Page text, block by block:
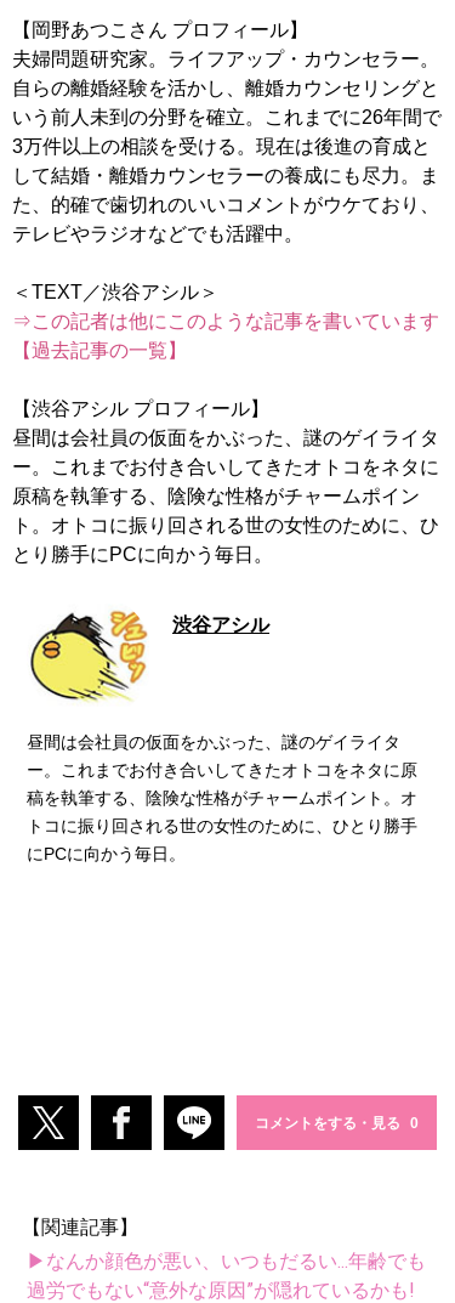
【岡野あつこさん プロフィール】
夫婦問題研究家。ライフアップ・カウンセラー。
自らの離婚経験を活かし、離婚カウンセリングと
いう前人未到の分野を確立。これまでに26年間で
3万件以上の相談を受ける。現在は後進の育成と
して結婚・離婚カウンセラーの養成にも尽力。ま
た、的確で歯切れのいいコメントがウケており、
テレビやラジオなどでも活躍中。
⇒この記者は他にこのような記事を書いています
【過去記事の一覧】
【渋谷アシル プロフィール】
昼間は会社員の仮面をかぶった、謎のゲイライタ
ー。これまでお付き合いしてきたオトコをネタに
原稿を執筆する、陰険な性格がチャームポイン
ト。オトコに振り回される世の女性のために、ひ
とり勝手にPCに向かう毎日。
渋谷アシル
昼間は会社員の仮面をかぶった、謎のゲイライタ
ー。これまでお付き合いしてきたオトコをネタに原
稿を執筆する、陰険な性格がチャームポイント。オ
トコに振り回される世の女性のために、ひとり勝手
にPCに向かう毎日。
コメントをする・見る
【関連記事】
▶なんか顔色が悪い、いつもだるい...年齢でも
過労でもない“意外な原因”が隠れているかも!